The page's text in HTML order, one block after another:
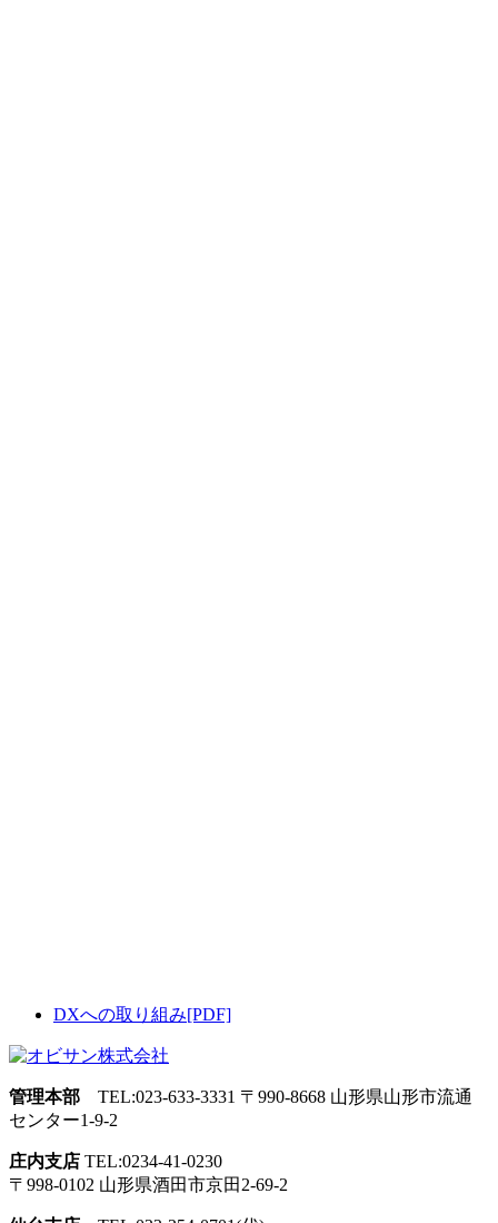
DXへの取り組み[PDF]
管理本部 TEL:023-633-3331 〒990-8668 山形県山形市流通
センター1-9-2
庄内支店 TEL:0234-41-0230
〒998-0102 山形県酒田市京田2-69-2